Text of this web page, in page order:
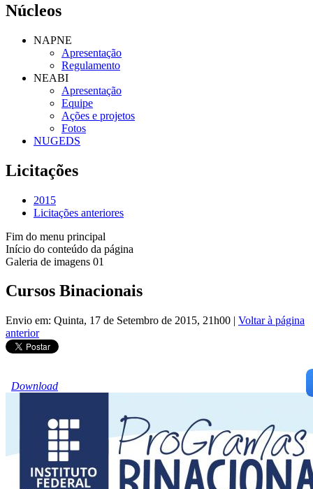
Núcleos
NAPNE
Apresentação
Regulamento
NEABI
Apresentação
Equipe
Ações e projetos
Fotos
NUGEDS
Licitações
2015
Licitações anteriores
Fim do menu principal
Início do conteúdo da página
Galeria de imagens 01
Cursos Binacionais
Envio em: Quinta, 17 de Setembro de 2015, 21h00 | Voltar à página
anterior
Download